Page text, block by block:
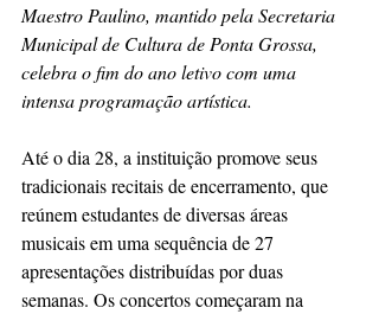
Maestro Paulino, mantido pela Secretaria
Municipal de Cultura de Ponta Grossa,
celebra o fim do ano letivo com uma
intensa programação artística.
Até o dia 28, a instituição promove seus
tradicionais recitais de encerramento, que
reúnem estudantes de diversas áreas
musicais em uma sequência de 27
apresentações distribuídas por duas
semanas. Os concertos começaram na